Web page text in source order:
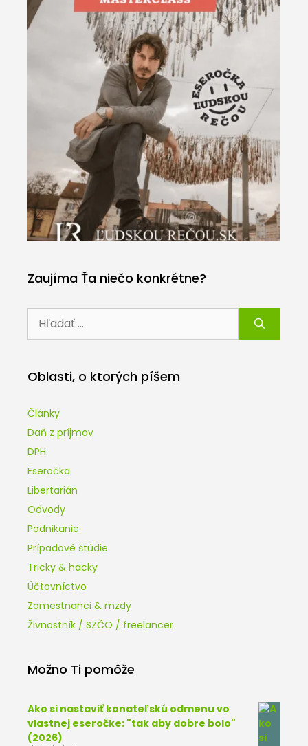
Zaujíma Ťa niečo konkrétne?
Oblasti, o ktorých píšem
Články
Daň z príjmov
DPH
Eseročka
Libertarián
Odvody
Podnikanie
Prípadové štúdie
Tricky & hacky
Účtovníctvo
Zamestnanci & mzdy
Živnostník / SZČO / freelancer
Možno Ti pomôže
Ako si nastaviť konateľskú odmenu vo
vlastnej eseročke: "tak aby dobre bolo"
(2026)